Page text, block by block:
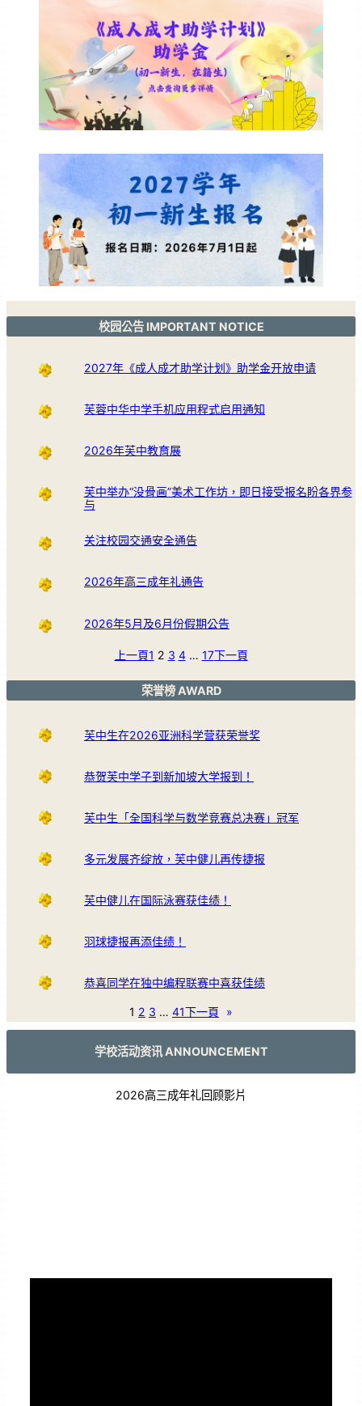
校园公告 IMPORTANT NOTICE
2027年《成人成才助学计划》助学金开放申请
芙蓉中华中学手机应用程式启用通知
2026年芙中教育展
芙中举办“没骨画”美术工作坊，即日接受报名盼各界参
与
关注校园交通安全通告
2026年高三成年礼通告
2026年5月及6月份假期公告
上一頁1 2 3 4 … 17下一頁
荣誉榜 AWARD
芙中生在2026亚洲科学营获荣誉奖
恭贺芙中学子到新加坡大学报到！
芙中生「全国科学与数学竞赛总决赛」冠军
多元发展齐绽放，芙中健儿再传捷报
芙中健儿在国际泳赛获佳绩！
羽球捷报再添佳绩！
恭喜同学在独中编程联赛中喜获佳绩
1 2 3 … 41下一頁 »
学校活动资讯 ANNOUNCEMENT
2026高三成年礼回顾影片